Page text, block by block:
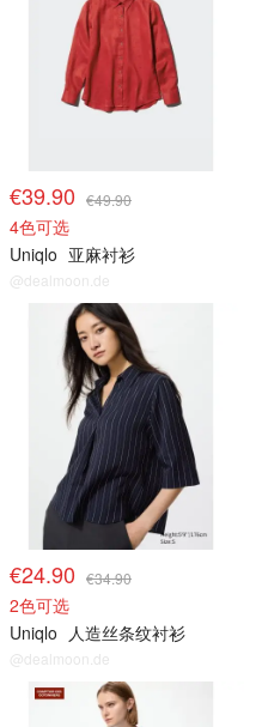
€39.90 €49.90
4色可选
Uniqlo 亚麻衬衫
@dealmoon.de
其他精选
€24.90 €34.90
2色可选
Uniqlo 人造丝条纹衬衫
@dealmoon.de
其他精选